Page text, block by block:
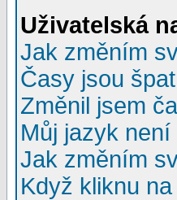
Uživatelská
Jak změním
Časy jsou
Změnil jsem
Můj jazyk
Jak změním
Když kliknu